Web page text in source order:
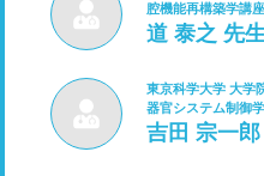
腔機能再構築学講
道 泰之 先
東京科学大学 大学
器官システム制御
吉田 宗一